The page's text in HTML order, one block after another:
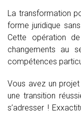
La transformation
forme juridique
Cette opération
changements au
compétences
Vous avez un
une transition
s’adresser !